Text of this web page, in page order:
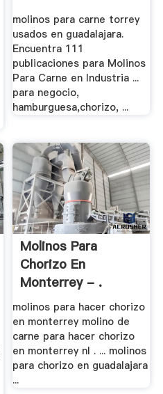
molinos para carne torrey
usados en guadalajara.
Encuentra 111
publicaciones para Molinos
Para Carne en Industria ...
para negocio,
hamburguesa,chorizo, ...
Molinos Para
Chorizo En
Monterrey - .
molinos para hacer chorizo
en monterrey molino de
carne para hacer chorizo
en monterrey nl . ... molinos
para chorizo en guadalajara
...